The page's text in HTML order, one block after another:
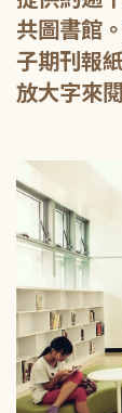
共圖書館
子期刊報
放大字來